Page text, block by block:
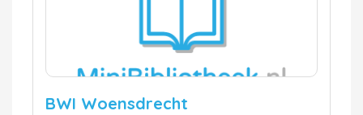
BWI Woensdrecht